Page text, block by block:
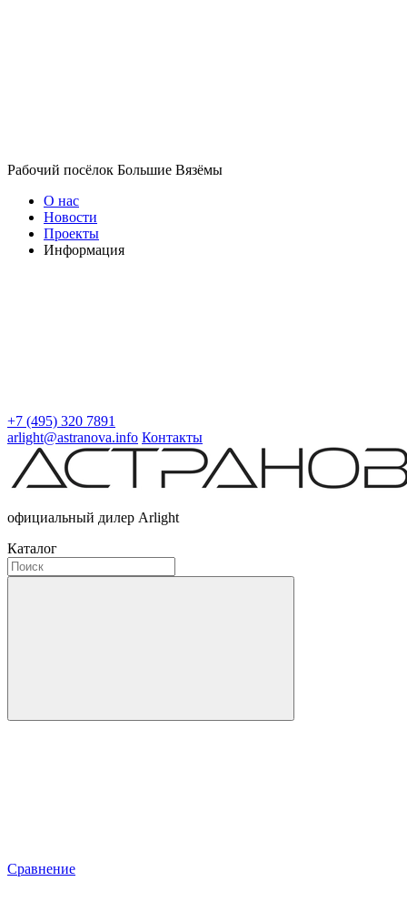
Рабочий посёлок Большие Вязёмы
О нас
Новости
Проекты
Информация
+7 (495) 320 7891
arlight@astranova.info Контакты
официальный дилер Arlight
Каталог
Сравнение